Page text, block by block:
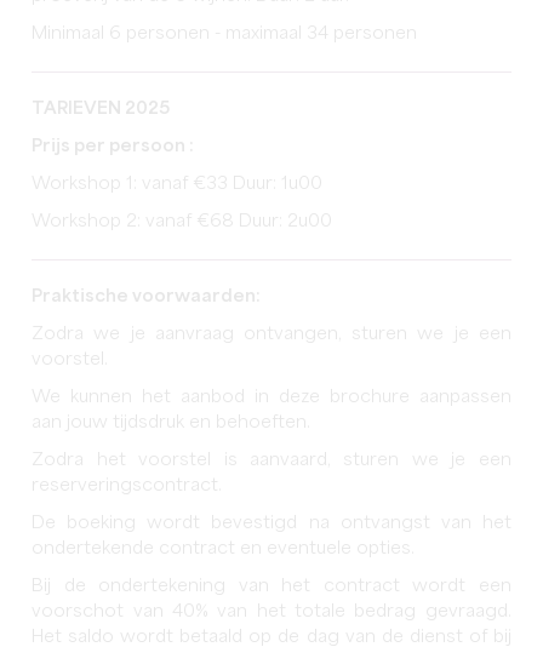
Minimaal 6 personen - maximaal 34 personen
TARIEVEN 2025
Prijs per persoon :
Workshop 1: vanaf €33 Duur: 1u00
Workshop 2: vanaf €68 Duur: 2u00
Praktische voorwaarden:
Zodra we je aanvraag ontvangen, sturen we je een
voorstel.
We kunnen het aanbod in deze brochure aanpassen
aan jouw tijdsdruk en behoeften.
Zodra het voorstel is aanvaard, sturen we je een
reserveringscontract.
De boeking wordt bevestigd na ontvangst van het
ondertekende contract en eventuele opties.
Bij de ondertekening van het contract wordt een
voorschot van 40% van het totale bedrag gevraagd.
Het saldo wordt betaald op de dag van de dienst of bij